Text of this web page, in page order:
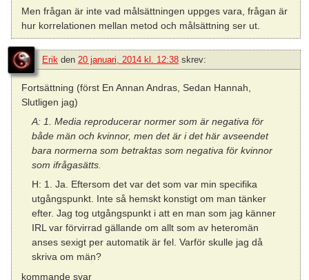
Men frågan är inte vad målsättningen uppges vara, frågan är
hur korrelationen mellan metod och målsättning ser ut.
Erik den 20 januari, 2014 kl. 12:38 skrev:
Fortsättning (först En Annan Andras, Sedan Hannah,
Slutligen jag)
A: 1. Media reproducerar normer som är negativa för
både män och kvinnor, men det är i det här avseendet
bara normerna som betraktas som negativa för kvinnor
som ifrågasätts.
H: 1. Ja. Eftersom det var det som var min specifika
utgångspunkt. Inte så hemskt konstigt om man tänker
efter. Jag tog utgångspunkt i att en man som jag känner
IRL var förvirrad gällande om allt som av heteromän
anses sexigt per automatik är fel. Varför skulle jag då
skriva om män?
kommande svar